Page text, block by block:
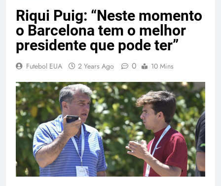
Riqui Puig: “Neste momento
o Barcelona tem o melhor
presidente que pode ter”
Futebol EUA 2 Years Ago 0 10 Mins